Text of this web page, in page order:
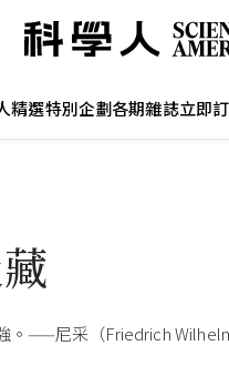
精選特別企劃各期雜誌立即
。——尼采（Friedrich